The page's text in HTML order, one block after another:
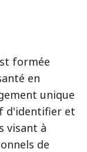
formée
en
unique
d'identifier et
visant à
de